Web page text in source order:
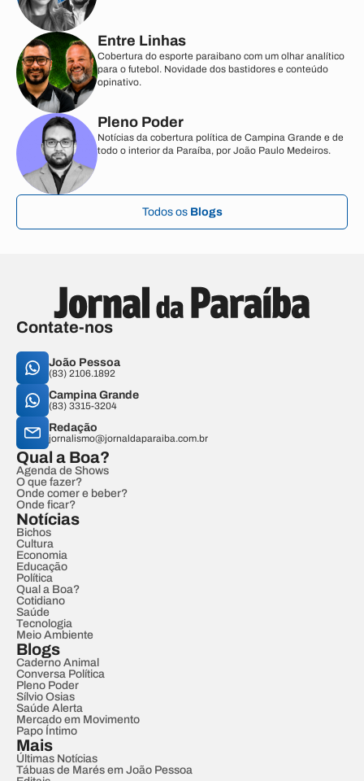
Entre Linhas
Cobertura do esporte paraibano com um olhar analítico
para o futebol. Novidade dos bastidores e conteúdo
opinativo.
Pleno Poder
Notícias da cobertura política de Campina Grande e de
todo o interior da Paraíba, por João Paulo Medeiros.
Todos os Blogs
Contate-nos
João Pessoa
(83) 2106.1892
Campina Grande
(83) 3315-3204
Redação
jornalismo@jornaldaparaiba.com.br
Qual a Boa?
Agenda de Shows
O que fazer?
Onde comer e beber?
Onde ficar?
Notícias
Bichos
Cultura
Economia
Educação
Política
Qual a Boa?
Cotidiano
Saúde
Tecnologia
Meio Ambiente
Blogs
Caderno Animal
Conversa Política
Pleno Poder
Sílvio Osias
Saúde Alerta
Mercado em Movimento
Papo Íntimo
Mais
Últimas Notícias
Tábuas de Marés em João Pessoa